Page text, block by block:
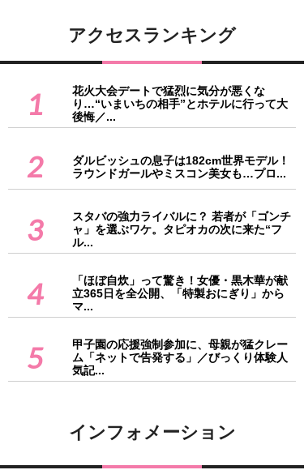
アクセスランキング
1
花火大会デートで猛烈に気分が悪くな
り…“いまいちの相手”とホテルに行って大
後悔／...
2
ダルビッシュの息子は182cm世界モデル！
ラウンドガールやミスコン美女も…プロ...
3
スタバの強力ライバルに？ 若者が「ゴンチ
ャ」を選ぶワケ。タピオカの次に来た“フ
ル...
4
「ほぼ自炊」って驚き！女優・黒木華が献
立365日を全公開、「特製おにぎり」から
マ...
5
甲子園の応援強制参加に、母親が猛クレー
ム「ネットで告発する」／びっくり体験人
気記...
インフォメーション